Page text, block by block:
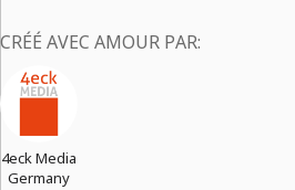
CRÉÉ AVEC AMOUR PAR:
4eck Media
Germany